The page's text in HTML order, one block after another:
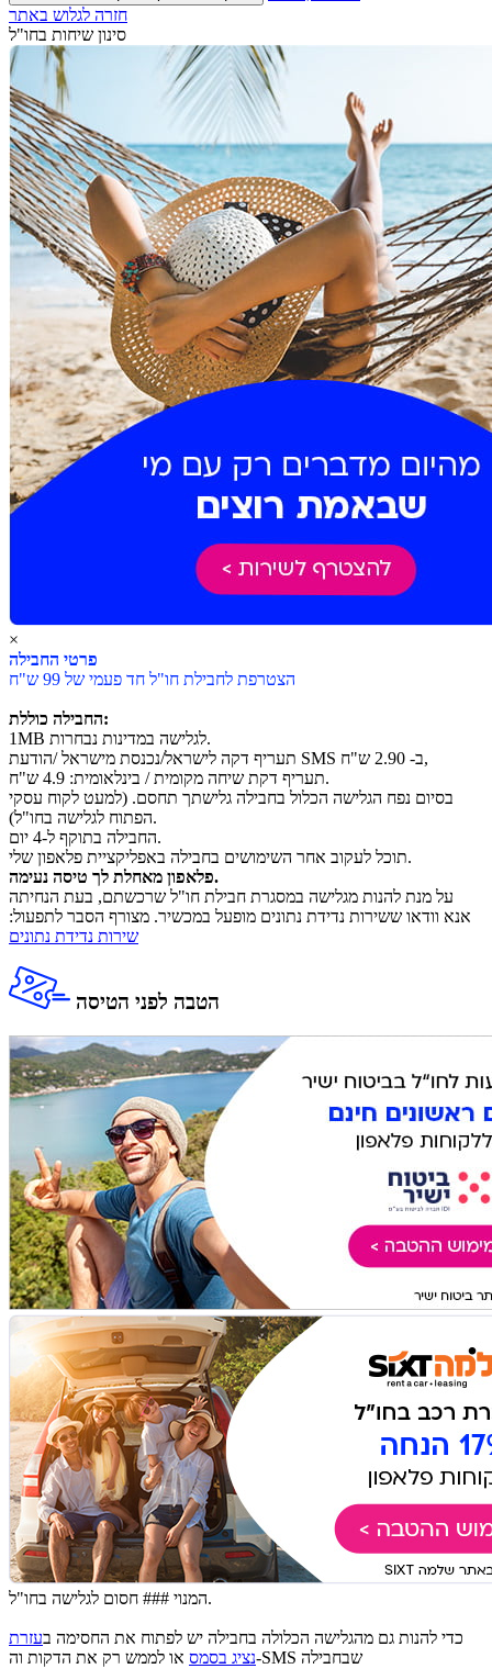
חזרה לגלוש באתר
סינון שיחות בחו"ל
×
פרטי החבילה
הצטרפת לחבילת חו"ל חד פעמי של 99 ש"ח
החבילה כוללת:
1MB לגלישה במדינות נבחרות.
תעריף דקה לישראל/נכנסת מישראל /הודעת SMS ב- 2.90 ש"ח,
תעריף דקת שיחה מקומית / בינלאומית: 4.9 ש"ח.
בסיום נפח הגלישה הכלול בחבילה גלישתך תחסם. (למעט לקוח עסקי
הפתוח לגלישה בחו"ל).
החבילה בתוקף ל-4 יום.
תוכל לעקוב אחר השימושים בחבילה באפליקציית פלאפון שלי.
פלאפון מאחלת לך טיסה נעימה.
על מנת להנות מגלישה במסגרת חבילת חו"ל שרכשתם, בעת הנחיתה
אנא וודאו ששירות נדידת נתונים מופעל במכשיר. מצורף הסבר לתפעול:
שירות נדידת נתונים
הטבה לפני הטיסה
המנוי ### חסום לגלישה בחו"ל.
כדי להנות גם מהגלישה הכלולה בחבילה יש לפתוח את החסימה בעזרת
נציג בסמס
או לממש רק את הדקות וה-SMS שבחבילה